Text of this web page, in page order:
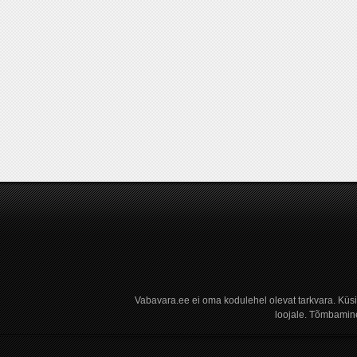
Vabavara.ee ei oma kodulehel olevat tarkvara.
loojale.